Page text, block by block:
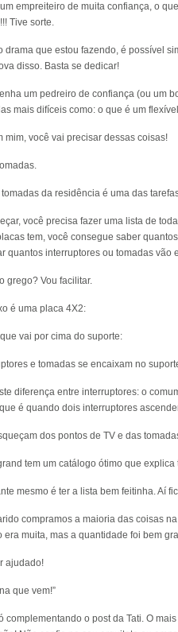
empreiteiro de muita confiança, o
Tive sorte.
drama que estou fazendo, é possível
disso. Basta se dedicar!
um pedreiro de confiança (ou um
mais difíceis como: o que é um
mim, você vai precisar dessas coisas!
da residência é uma das
você precisa fazer uma lista de
tem, você consegue saber
quantos interruptores ou tomadas vão
grego? Vou facilitar.
é uma placa 4X2:
vai por cima do suporte:
e tomadas se encaixam no
diferença entre interruptores: o
é quando dois interruptores
dos pontos de TV e das
tem um catálogo ótimo que explica
mesmo é ter a lista bem feitinha. Aí
compramos a maioria das coisas na
era muita, mas a quantidade foi bem
ajudado!
que vem!”
complementando o post da Tati. O